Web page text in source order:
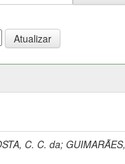
C. C. da;GUIMARÃES,